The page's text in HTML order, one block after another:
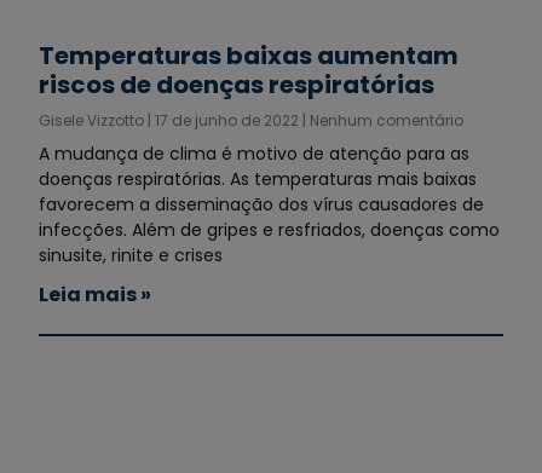
Temperaturas baixas aumentam
riscos de doenças respiratórias
Gisele Vizzotto 17 de junho de 2022 Nenhum comentário
A mudança de clima é motivo de atenção para as
doenças respiratórias. As temperaturas mais baixas
favorecem a disseminação dos vírus causadores de
infecções. Além de gripes e resfriados, doenças como
sinusite, rinite e crises
Leia mais »